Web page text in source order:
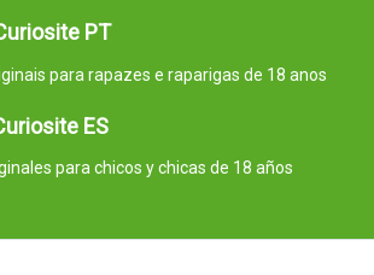
PT
para rapazes e raparigas de 18 anos
ES
para chicos y chicas de 18 años